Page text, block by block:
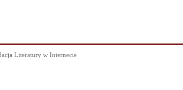
Literatury w Internecie